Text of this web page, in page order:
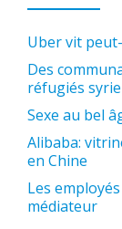
Uber vit
Des
réfugiés
Sexe au bel
Alibaba:
en Chine
Les
médiateur